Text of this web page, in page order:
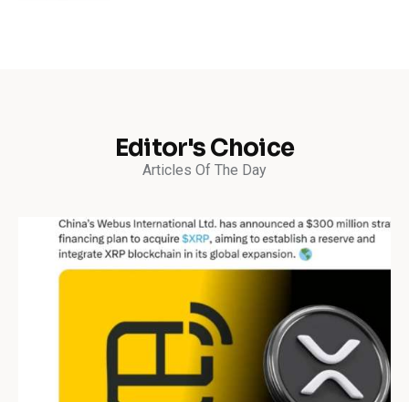
Editor's Choice
Articles Of The Day